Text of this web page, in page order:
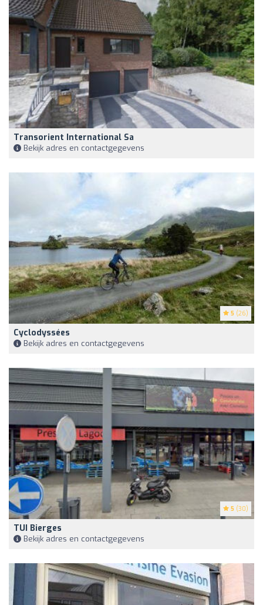
Transorient International Sa
Bekijk adres en contactgegevens
5 (26)
Cyclodyssées
Bekijk adres en contactgegevens
5 (30)
TUI Bierges
Bekijk adres en contactgegevens